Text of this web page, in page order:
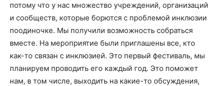
потому что у нас множество учреждений, организаций
и сообществ, которые борются с проблемой инклюзии
поодиночке. Мы получили возможность собраться
вместе. На мероприятие были приглашены все, кто
как-то связан с инклюзией. Это первый фестиваль, мы
планируем проводить его каждый год. Это поможет
нам, в том числе, выходить на какие-то обсуждения,